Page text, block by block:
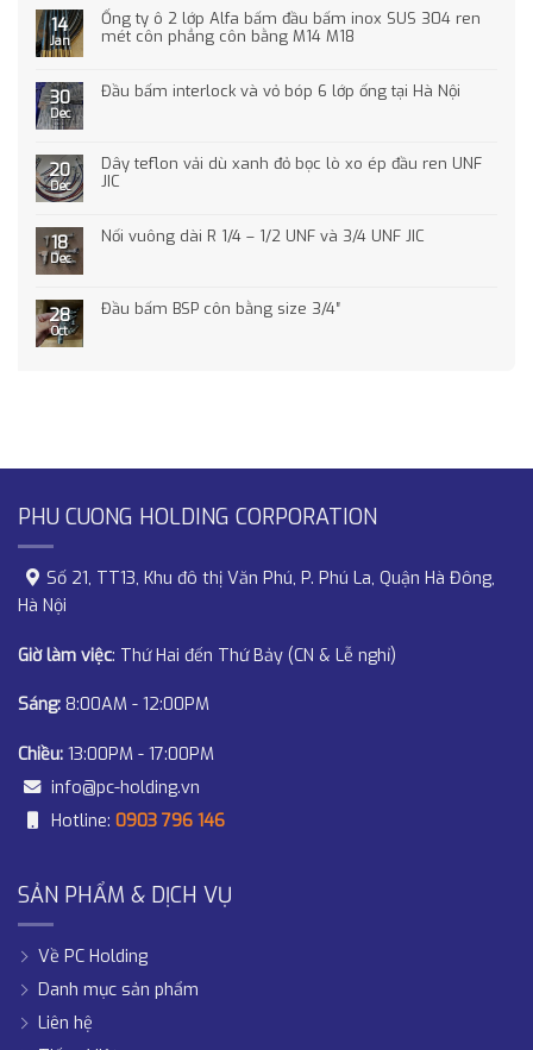
14
Jan
Ống ty ô 2 lớp Alfa bấm đầu bấm inox SUS 304 ren
mét côn phẳng côn bằng M14 M18
30
Dec
Đầu bấm interlock và vỏ bóp 6 lớp ống tại Hà Nội
20
Dec
Dây teflon vải dù xanh đỏ bọc lò xo ép đầu ren UNF
JIC
18
Dec
Nối vuông dài R 1/4 – 1/2 UNF và 3/4 UNF JIC
28
Oct
Đầu bấm BSP côn bằng size 3/4″
PHU CUONG HOLDING CORPORATION
Số 21, TT13, Khu đô thị Văn Phú, P. Phú La, Quận Hà Đông,
Hà Nội
Giờ làm việc: Thứ Hai đến Thứ Bảy (CN & Lễ nghỉ)
Sáng: 8:00AM - 12:00PM
Chiều: 13:00PM - 17:00PM
info@pc-holding.vn
Hotline: 0903 796 146
SẢN PHẨM & DỊCH VỤ
Về PC Holding
Danh mục sản phẩm
Liên hệ